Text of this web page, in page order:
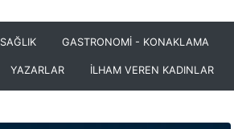
SAĞLIK GASTRONOMİ - KONAKLAMA
YAZARLAR İLHAM VEREN KADINLAR